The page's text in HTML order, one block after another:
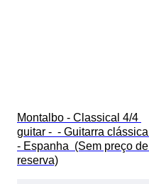
Montalbo - Classical 4/4
guitar -  - Guitarra clássica
- Espanha  (Sem preço de
reserva)